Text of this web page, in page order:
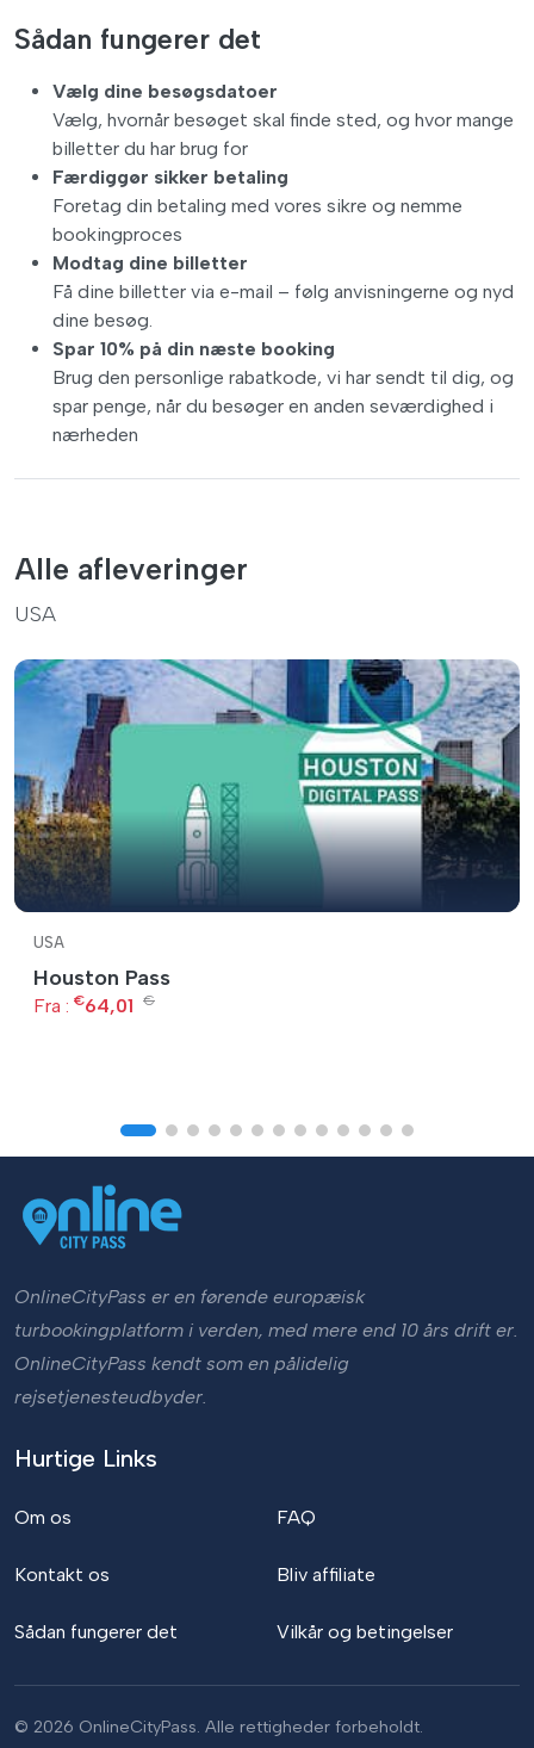
Sådan fungerer det
Vælg dine besøgsdatoer
Vælg, hvornår besøget skal finde sted, og hvor mange
billetter du har brug for
Færdiggør sikker betaling
Foretag din betaling med vores sikre og nemme
bookingproces
Modtag dine billetter
Få dine billetter via e-mail – følg anvisningerne og nyd
dine besøg.
Spar 10% på din næste booking
Brug den personlige rabatkode, vi har sendt til dig, og
spar penge, når du besøger en anden seværdighed i
nærheden
Alle afleveringer
USA
USA
Houston Pass
Fra : €64,01 €
OnlineCityPass er en førende europæisk
turbookingplatform i verden, med mere end 10 års drift er.
OnlineCityPass kendt som en pålidelig
rejsetjenesteudbyder.
Hurtige Links
Om os
Kontakt os
Sådan fungerer det
FAQ
Bliv affiliate
Vilkår og betingelser
© 2026 OnlineCityPass. Alle rettigheder forbeholdt.